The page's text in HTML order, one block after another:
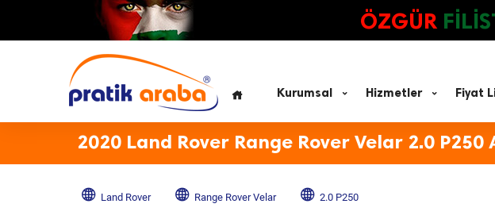
ÖZGÜR
Kurumsal Hizmetler Fiyat
2020 Land Rover Range Rover Velar 2.0 P250
Land Rover Range Rover Velar 2.0 P250